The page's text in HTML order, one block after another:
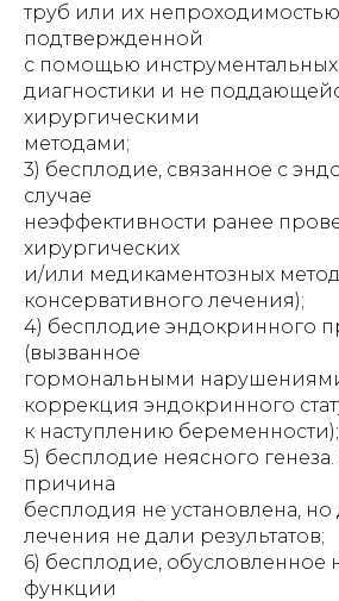
труб или их
подтвержденной
с помощью
диагностики и не
хирургическими
методами;
3) бесплодие, связанное с
случае
неэффективности ранее
хирургических
и/или медикаментозных
консервативного лечения);
4) бесплодие эндокринного
(вызванное
гормональными
коррекция эндокринного
к наступлению беременности);
5) бесплодие неясного
причина
бесплодия не установлена,
лечения не дали результатов;
6) бесплодие,
функции